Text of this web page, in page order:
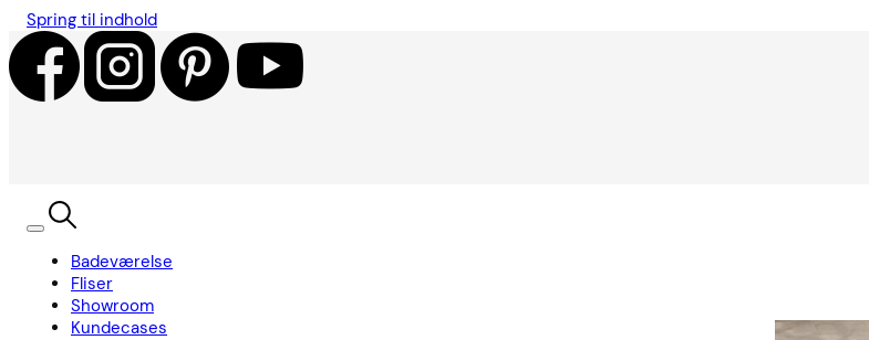
Spring til indhold
Badeværelse
Fliser
Showroom
Kundecases